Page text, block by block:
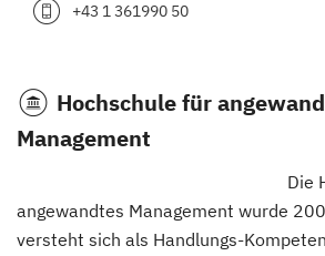
+43 1 361990 50
Hochschule für
Management
Die
angewandtes Management wurde
versteht sich als Handlungs-